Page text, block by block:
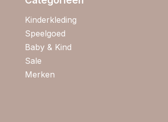
Kinderkleding
Speelgoed
Baby & Kind
Sale
Merken